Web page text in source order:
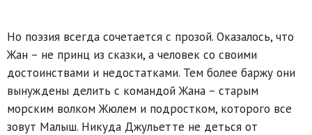
Но поэзия всегда сочетается с прозой. Оказалось, что
Жан – не принц из сказки, а человек со своими
достоинствами и недостатками. Тем более баржу они
вынуждены делить с командой Жана – старым
морским волком Жюлем и подростком, которого все
зовут Малыш. Никуда Джульетте не деться от